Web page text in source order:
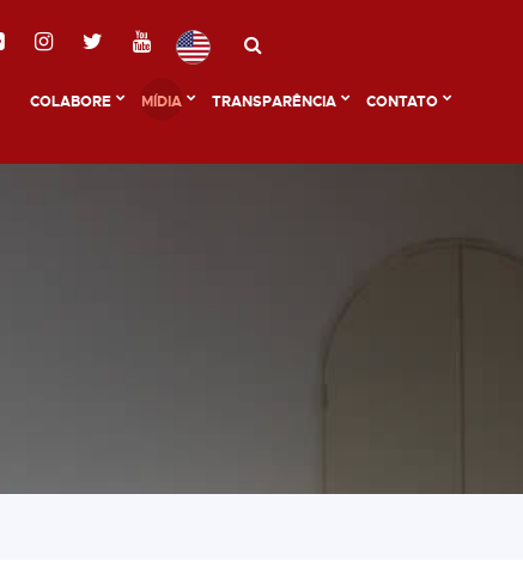
COLABORE MÍDIA TRANSPARÊNCIA CONTATO